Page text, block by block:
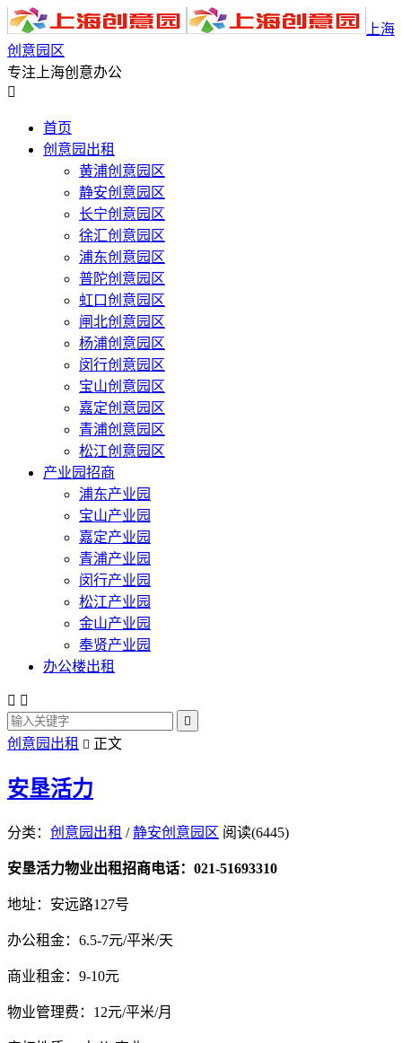
上海
创意园区
专注上海创意办公

首页
创意园出租
黄浦创意园区
静安创意园区
长宁创意园区
徐汇创意园区
浦东创意园区
普陀创意园区
虹口创意园区
闸北创意园区
杨浦创意园区
闵行创意园区
宝山创意园区
嘉定创意园区
青浦创意园区
松江创意园区
产业园招商
浦东产业园
宝山产业园
嘉定产业园
青浦产业园
闵行产业园
松江产业园
金山产业园
奉贤产业园
办公楼出租
 

创意园出租  正文
安垦活力
分类： 创意园出租 /静安创意园区 阅读(6445)
安垦活力物业出租招商电话：021-51693310
地址：安远路127号
办公租金：6.5-7元/平米/天
商业租金：9-10元
物业管理费：12元/平米/月